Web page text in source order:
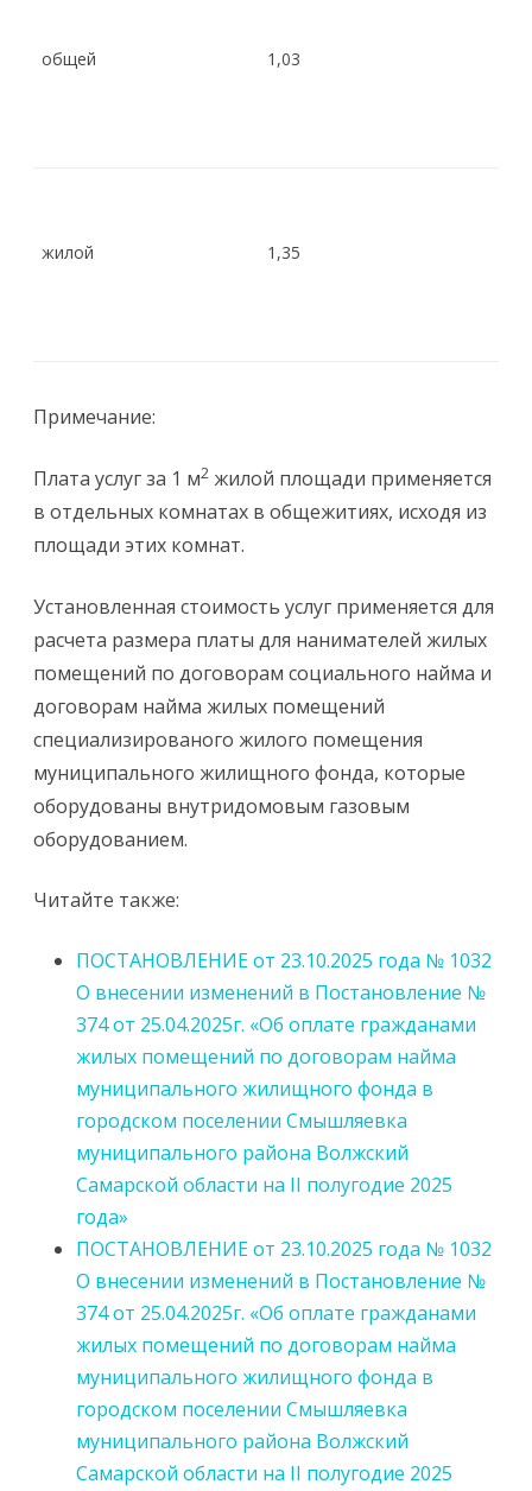
общей 1,03
жилой 1,35
Примечание:
Плата услуг за 1 м2 жилой площади применяется
в отдельных комнатах в общежитиях, исходя из
площади этих комнат.
Установленная стоимость услуг применяется для
расчета размера платы для нанимателей жилых
помещений по договорам социального найма и
договорам найма жилых помещений
специализированого жилого помещения
муниципального жилищного фонда, которые
оборудованы внутридомовым газовым
оборудованием.
Читайте также:
ПОСТАНОВЛЕНИЕ от 23.10.2025 года № 1032
О внесении изменений в Постановление №
374 от 25.04.2025г. «Об оплате гражданами
жилых помещений по договорам найма
муниципального жилищного фонда в
городском поселении Смышляевка
муниципального района Волжский
Самарской области на II полугодие 2025
года»
ПОСТАНОВЛЕНИЕ от 23.10.2025 года № 1032
О внесении изменений в Постановление №
374 от 25.04.2025г. «Об оплате гражданами
жилых помещений по договорам найма
муниципального жилищного фонда в
городском поселении Смышляевка
муниципального района Волжский
Самарской области на II полугодие 2025